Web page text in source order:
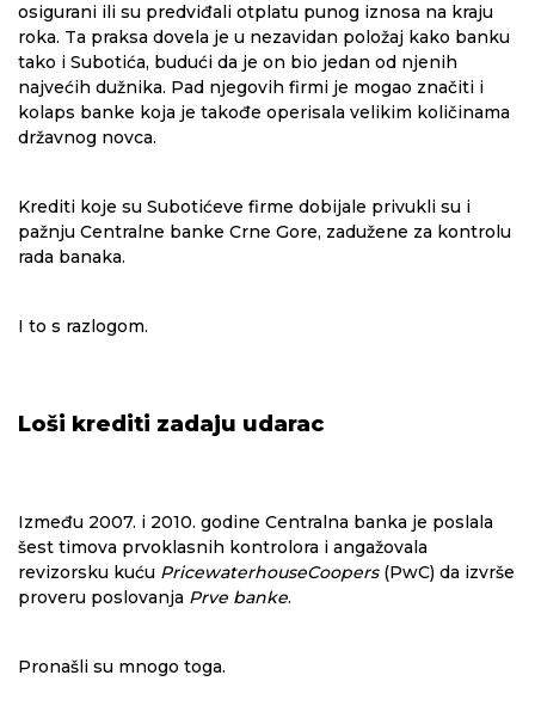
osigurani ili su predviđali otplatu punog iznosa na kraju
roka. Ta praksa dovela je u nezavidan položaj kako banku
tako i Subotića, budući da je on bio jedan od njenih
najvećih dužnika. Pad njegovih firmi je mogao značiti i
kolaps banke koja je takođe operisala velikim količinama
državnog novca.
Krediti koje su Subotićeve firme dobijale privukli su i
pažnju Centralne banke Crne Gore, zadužene za kontrolu
rada banaka.
I to s razlogom.
Loši krediti zadaju udarac
Između 2007. i 2010. godine Centralna banka je poslala
šest timova prvoklasnih kontrolora i angažovala
revizorsku kuću PricewaterhouseCoopers (PwC) da izvrše
proveru poslovanja Prve banke.
Pronašli su mnogo toga.